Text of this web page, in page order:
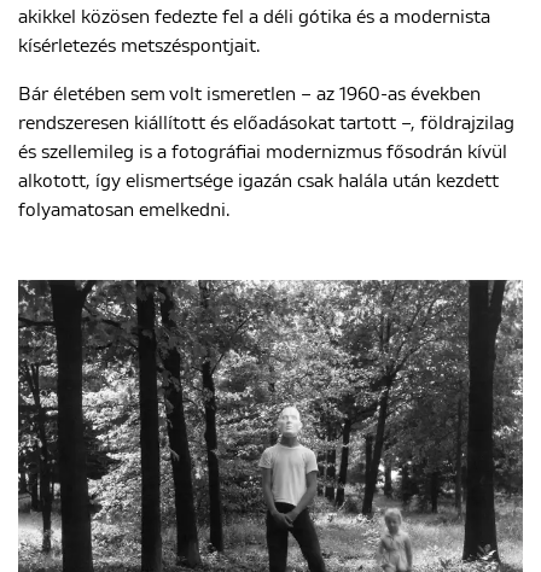
akikkel közösen fedezte fel a déli gótika és a modernista
kísérletezés metszéspontjait.
Bár életében sem volt ismeretlen – az 1960-as években
rendszeresen kiállított és előadásokat tartott –, földrajzilag
és szellemileg is a fotográfiai modernizmus fősodrán kívül
alkotott, így elismertsége igazán csak halála után kezdett
folyamatosan emelkedni.